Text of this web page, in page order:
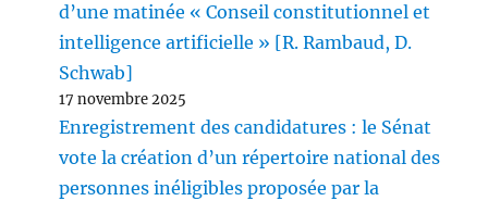
d’une matinée « Conseil constitutionnel et
intelligence artificielle » [R. Rambaud, D.
Schwab]
17 novembre 2025
Enregistrement des candidatures : le Sénat
vote la création d’un répertoire national des
personnes inéligibles proposée par la